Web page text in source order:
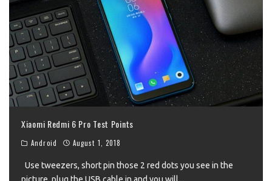
Xiaomi Redmi 6 Pro Test Points
Android August 1, 2018
Use tweezers, short pin those 2 red dots you see in the